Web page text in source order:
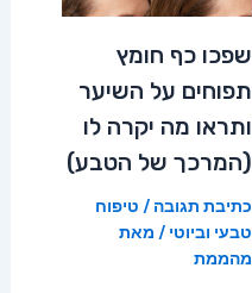
שפכו כף חומץ
תפוחים על השיער
ותראו מה יקרה לו
(המרכך של הטבע)
כתיבת תגובה / טיפוח
טבעי וביוטי / מאת
מהממת